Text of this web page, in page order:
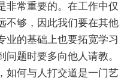
非常重要的。在工作中仅
不够，因此我们要在其他
业的基础上也要拓宽学习
题时要多向他人请教。
如何与人打交道是一门艺